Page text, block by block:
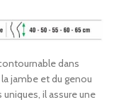
dans
jambe et du genou
il assure une